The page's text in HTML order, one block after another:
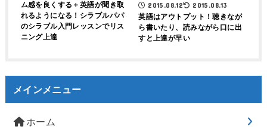
ム感を良くする＋英語が聞き取
れるようになる！シラブルパパ
のシラブル入門レッスンでリス
ニング上達
2015.08.12 2015.08.13
英語はアウトプット！聴きなが
ら書いたり、読みながら口に出
すと上達が早い
メインメニュー
ホーム